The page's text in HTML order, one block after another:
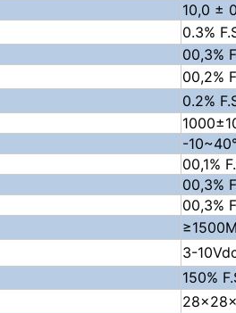
10,0 ±
0.3%
00,3%
00,2%
0.2%
-
00,1%
00,3%
00,3%
≥1500
3-
150%
28×28